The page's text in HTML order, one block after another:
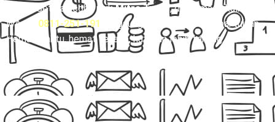
rumah. Setelah coba naikMitra Trans, dia cuma sekali klik
WA 👉 0811-251-191
, langsung duduk manis sampai tujuan.
Hemat waktu, hemat tenaga, hati pun lebih tenang. 🚐✨